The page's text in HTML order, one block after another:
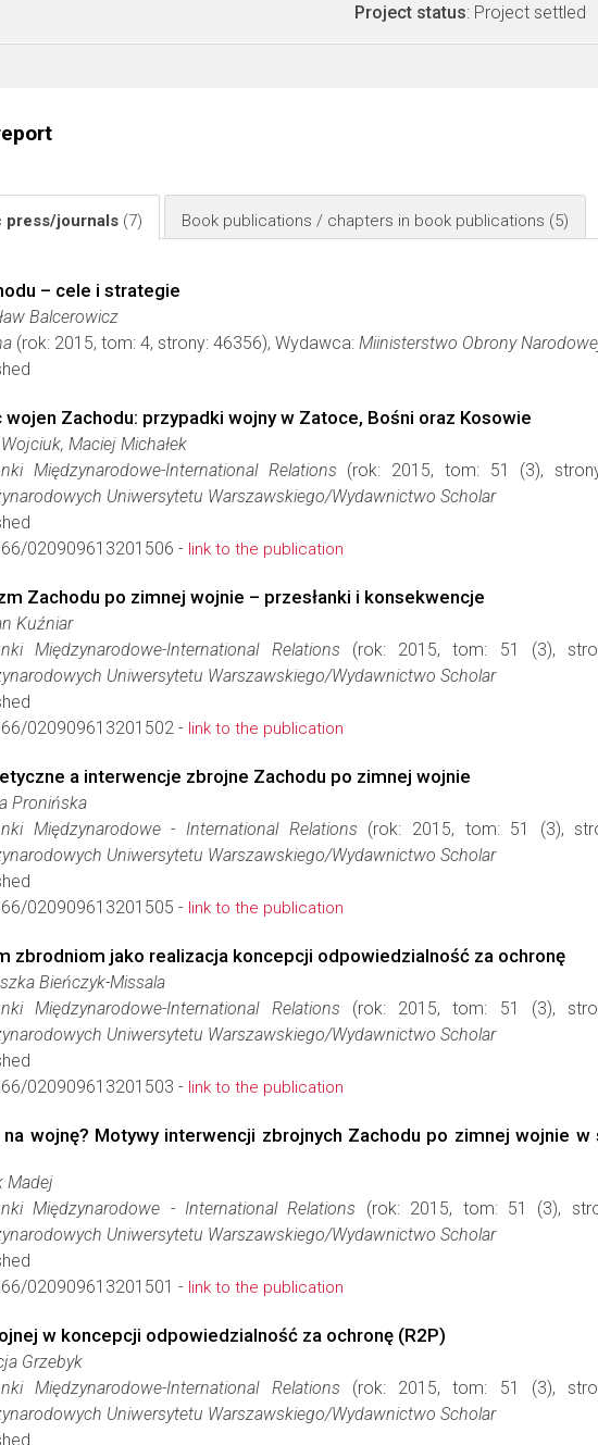
Project status: Project settled
press/journals (7) Book publications / chapters in book publications (5)
– cele i strategie
Balcerowicz
(rok: 2015, tom: 4, strony: 46356), Wydawca: Miinisterstwo Obrony
Zachodu: przypadki wojny w Zatoce, Bośni oraz Kosowie
Maciej Michałek
Międzynarodowe-International Relations (rok: 2015, tom: 51 (3),
Uniwersytetu Warszawskiego/Wydawnictwo Scholar
020909613201506 - link to the publication
Zachodu po zimnej wojnie – przesłanki i konsekwencje
Kuźniar
Międzynarodowe-International Relations (rok: 2015, tom: 51 (3),
Uniwersytetu Warszawskiego/Wydawnictwo Scholar
020909613201502 - link to the publication
a interwencje zbrojne Zachodu po zimnej wojnie
Pronińska
Międzynarodowe - International Relations (rok: 2015, tom: 51 (3),
Uniwersytetu Warszawskiego/Wydawnictwo Scholar
020909613201505 - link to the publication
zbrodniom jako realizacja koncepcji odpowiedzialność za ochronę
Bieńczyk-Missala
Międzynarodowe-International Relations (rok: 2015, tom: 51 (3),
Uniwersytetu Warszawskiego/Wydawnictwo Scholar
020909613201503 - link to the publication
wojnę? Motywy interwencji zbrojnych Zachodu po zimnej wojnie
Madej
Międzynarodowe - International Relations (rok: 2015, tom: 51 (3),
Uniwersytetu Warszawskiego/Wydawnictwo Scholar
020909613201501 - link to the publication
w koncepcji odpowiedzialność za ochronę (R2P)
Grzebyk
Międzynarodowe-International Relations (rok: 2015, tom: 51 (3),
Uniwersytetu Warszawskiego/Wydawnictwo Scholar